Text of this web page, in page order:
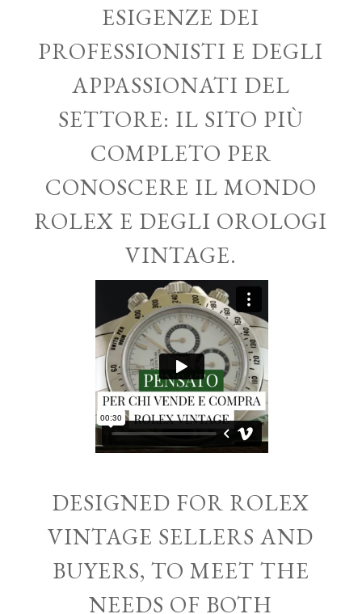
ESIGENZE DEI
PROFESSIONISTI E DEGLI
APPASSIONATI DEL
SETTORE: IL SITO PIÙ
COMPLETO PER
CONOSCERE IL MONDO
ROLEX E DEGLI OROLOGI
VINTAGE.
DESIGNED FOR ROLEX
VINTAGE SELLERS AND
BUYERS, TO MEET THE
NEEDS OF BOTH